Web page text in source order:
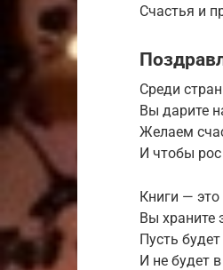
Счастья и
Среди
Вы дарите
Желаем
И чтобы
Книги —
Вы храните
Пусть
И не будет